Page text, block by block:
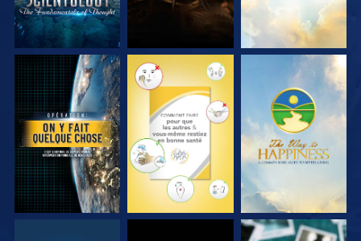
REGARDER REGARDER REGARDER